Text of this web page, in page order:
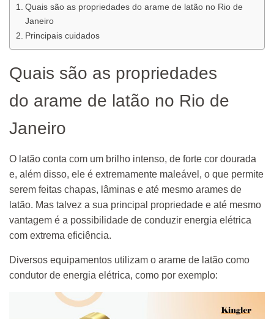
Quais são as propriedades do arame de latão no Rio de
Janeiro
Principais cuidados
Quais são as propriedades
do arame de latão no Rio de
Janeiro
O latão conta com um brilho intenso, de forte cor dourada
e, além disso, ele é extremamente maleável, o que permite
serem feitas chapas, lâminas e até mesmo arames de
latão. Mas talvez a sua principal propriedade e até mesmo
vantagem é a possibilidade de conduzir energia elétrica
com extrema eficiência.
Diversos equipamentos utilizam o arame de latão como
condutor de energia elétrica, como por exemplo: